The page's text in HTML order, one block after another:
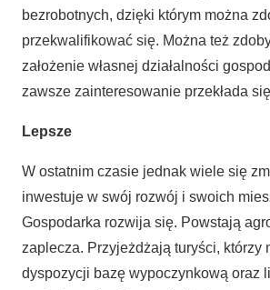
bezrobotnych, dzięki którym można
przekwalifikować się. Można też
założenie własnej działalności
zawsze zainteresowanie przekłada
Lepsze
W ostatnim czasie jednak wiele się
inwestuje w swój rozwój i swoich
Gospodarka rozwija się. Powstają
zaplecza. Przyjeżdżają turyści, którzy
dyspozycji bazę wypoczynkową oraz